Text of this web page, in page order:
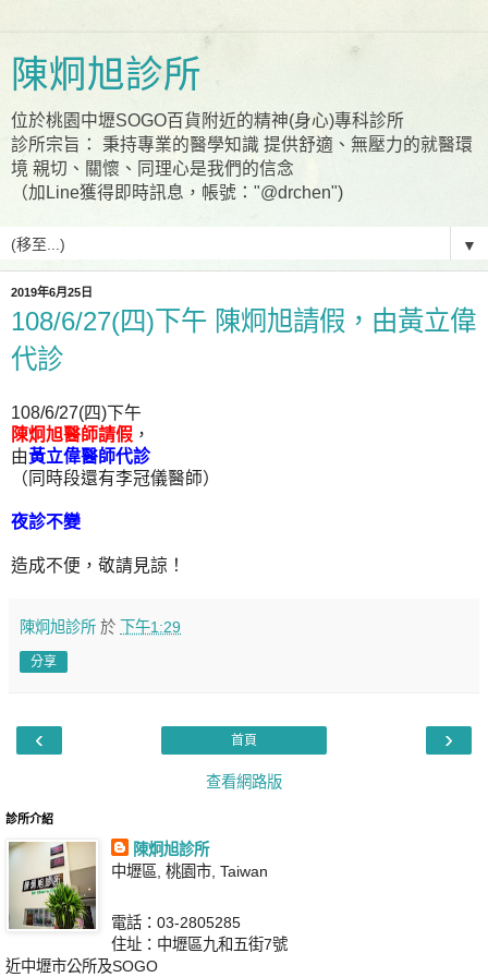
陳炯旭診所
位於桃園中壢SOGO百貨附近的精神(身心)專科診所
診所宗旨： 秉持專業的醫學知識 提供舒適、無壓力的就醫環
境 親切、關懷、同理心是我們的信念
（加Line獲得即時訊息，帳號："@drchen")
▼
2019年6月25日
108/6/27(四)下午 陳炯旭請假，由黃立偉
代診
108/6/27(四)下午
陳炯旭醫師請假 ，
由黃立偉醫師代診
（同時段還有李冠儀醫師）
夜診不變
造成不便，敬請見諒！
陳炯旭診所 於 下午1:29
分享
‹ ›
首頁
查看網路版
診所介紹
陳炯旭診所
中壢區, 桃園市, Taiwan
電話：03-2805285
住址：中壢區九和五街7號
近中壢市公所及SOGO